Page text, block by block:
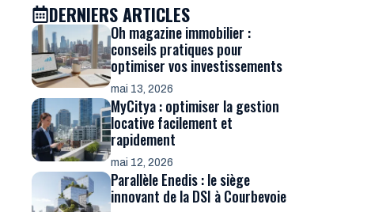
DERNIERS ARTICLES
Oh magazine immobilier :
conseils pratiques pour
optimiser vos investissements
mai 13, 2026
MyCitya : optimiser la gestion
locative facilement et
rapidement
mai 12, 2026
Parallèle Enedis : le siège
innovant de la DSI à Courbevoie